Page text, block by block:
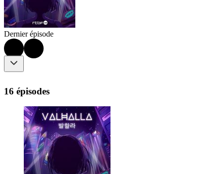
Dernier épisode
16 épisodes